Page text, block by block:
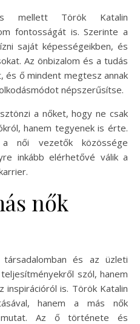
mellett Török Katalin
fontosságát is. Szerinte a
saját képességeikben, és
Az önbizalom és a tudás
és ő mindent megtesz annak
népszerűsítse.
a nőket, hogy ne csak
hanem tegyenek is érte.
női vezetők közössége
inkább elérhetővé válik a
nők
és az üzleti
szól, hanem
is. Török Katalin
hanem a más nők
mutat. Az ő története és